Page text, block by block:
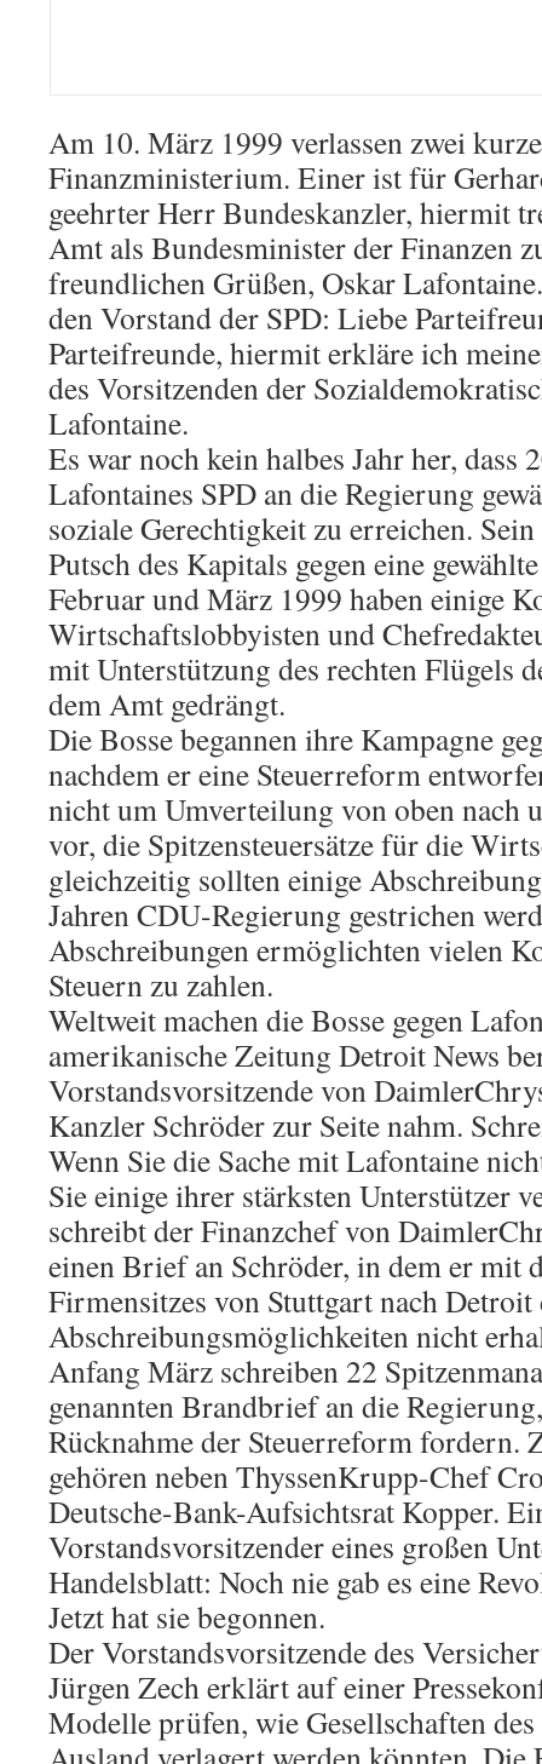
Am 10. März 1999 verlassen zwei
Finanzministerium. Einer ist für
geehrter Herr Bundeskanzler, hiermit
Amt als Bundesminister der Finanzen
freundlichen Grüßen, Oskar
den Vorstand der SPD: Liebe
Parteifreunde, hiermit erkläre ich
des Vorsitzenden der
Lafontaine.
Es war noch kein halbes Jahr her,
Lafontaines SPD an die Regierung
soziale Gerechtigkeit zu erreichen. Sein
Putsch des Kapitals gegen eine
Februar und März 1999 haben einige
Wirtschaftslobbyisten und
mit Unterstützung des rechten Flügels
dem Amt gedrängt.
Die Bosse begannen ihre Kampagne
nachdem er eine Steuerreform
nicht um Umverteilung von oben nach
vor, die Spitzensteuersätze für die
gleichzeitig sollten einige
Jahren CDU-Regierung gestrichen
Abschreibungen ermöglichten vielen
Steuern zu zahlen.
Weltweit machen die Bosse gegen
amerikanische Zeitung Detroit News
Vorstandsvorsitzende von
Kanzler Schröder zur Seite nahm.
Wenn Sie die Sache mit Lafontaine
Sie einige ihrer stärksten Unterstützer
schreibt der Finanzchef von
einen Brief an Schröder, in dem er mit
Firmensitzes von Stuttgart nach
Abschreibungsmöglichkeiten nicht
Anfang März schreiben 22
genannten Brandbrief an die
Rücknahme der Steuerreform fordern.
gehören neben ThyssenKrupp-Chef
Deutsche-Bank-Aufsichtsrat Kopper.
Vorstandsvorsitzender eines großen
Handelsblatt: Noch nie gab es eine
Jetzt hat sie begonnen.
Der Vorstandsvorsitzende des
Jürgen Zech erklärt auf einer
Modelle prüfen, wie Gesellschaften